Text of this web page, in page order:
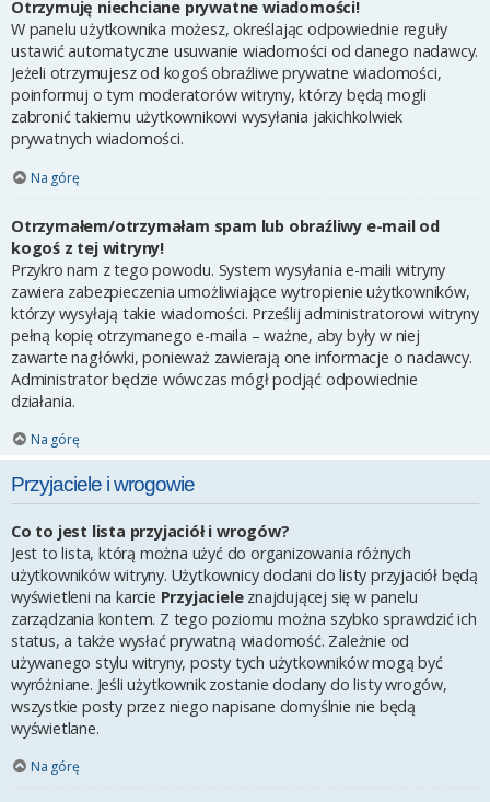
Otrzymuję niechciane prywatne wiadomości!
W panelu użytkownika możesz, określając odpowiednie reguły
ustawić automatyczne usuwanie wiadomości od danego nadawcy.
Jeżeli otrzymujesz od kogoś obraźliwe prywatne wiadomości,
poinformuj o tym moderatorów witryny, którzy będą mogli
zabronić takiemu użytkownikowi wysyłania jakichkolwiek
prywatnych wiadomości.
Na górę
Otrzymałem/otrzymałam spam lub obraźliwy e-mail od
kogoś z tej witryny!
Przykro nam z tego powodu. System wysyłania e-maili witryny
zawiera zabezpieczenia umożliwiające wytropienie użytkowników,
którzy wysyłają takie wiadomości. Prześlij administratorowi witryny
pełną kopię otrzymanego e-maila – ważne, aby były w niej
zawarte nagłówki, ponieważ zawierają one informacje o nadawcy.
Administrator będzie wówczas mógł podjąć odpowiednie
działania.
Na górę
Przyjaciele i wrogowie
Co to jest lista przyjaciół i wrogów?
Jest to lista, którą można użyć do organizowania różnych
użytkowników witryny. Użytkownicy dodani do listy przyjaciół będą
wyświetleni na karcie Przyjacieleznajdującej się w panelu
zarządzania kontem. Z tego poziomu można szybko sprawdzić ich
status, a także wysłać prywatną wiadomość. Zależnie od
używanego stylu witryny, posty tych użytkowników mogą być
wyróżniane. Jeśli użytkownik zostanie dodany do listy wrogów,
wszystkie posty przez niego napisane domyślnie nie będą
wyświetlane.
Na górę